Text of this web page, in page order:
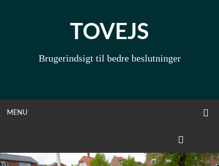
TOVEJS
Brugerindsigt til bedre beslutninger
MENUOPEN